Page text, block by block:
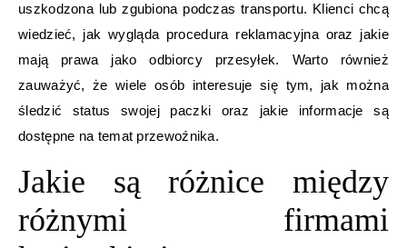
uszkodzona lub zgubiona podczas transportu. Klienci chcą
wiedzieć, jak wygląda procedura reklamacyjna oraz jakie
mają prawa jako odbiorcy przesyłek. Warto również
zauważyć, że wiele osób interesuje się tym, jak można
śledzić status swojej paczki oraz jakie informacje są
dostępne na temat przewoźnika.
Jakie są różnice między
różnymi firmami